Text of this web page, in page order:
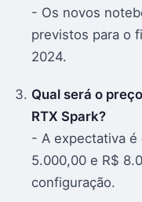
- Os novos
previstos para o
2024.
Qual será o
RTX Spark?
- A expectativa é
5.000,00 e R$
configuração.